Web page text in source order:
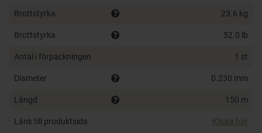
Otroligt populär lina till alla typer av spinnfiske
Brottstyrka 23.6 kg
Brottstyrka 52.0 lb
Antal i förpackningen 1 st
Diameter 0.230 mm
Längd 150 m
Länk till produktsida Klicka här